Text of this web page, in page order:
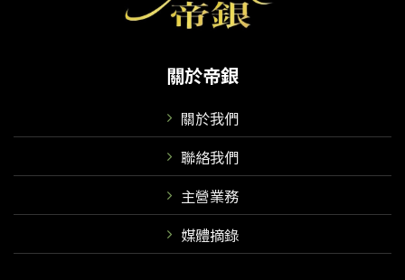
關於帝銀
關於我們
聯絡我們
主營業務
媒體摘錄